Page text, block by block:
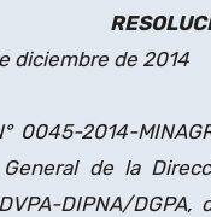
diciembre de 2014
0045-2014-
de la
DVPA-DIPNA/